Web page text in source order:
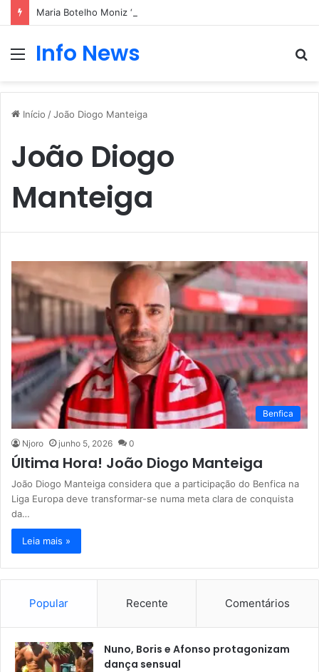
Maria Botelho Moniz “interrompe” confessionário
Menu
Info News
Início /João Diogo Manteiga
João Diogo
Manteiga
Benfica
Njoro junho 5, 2026 0
Última Hora! João Diogo Manteiga
João Diogo Manteiga considera que a participação do Benfica na
Liga Europa deve transformar-se numa meta clara de conquista
da…
Leia mais »
Popular Recente Comentários
Nuno, Boris e Afonso protagonizam
dança sensual